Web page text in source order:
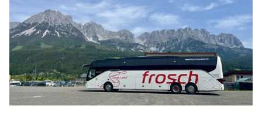
Bus anmieten
Transporte
Kataloge
Service & Kontakt